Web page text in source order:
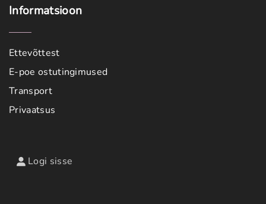
Informatsioon
Ettevõttest
E-poe ostutingimused
Transport
Privaatsus
Logi sisse